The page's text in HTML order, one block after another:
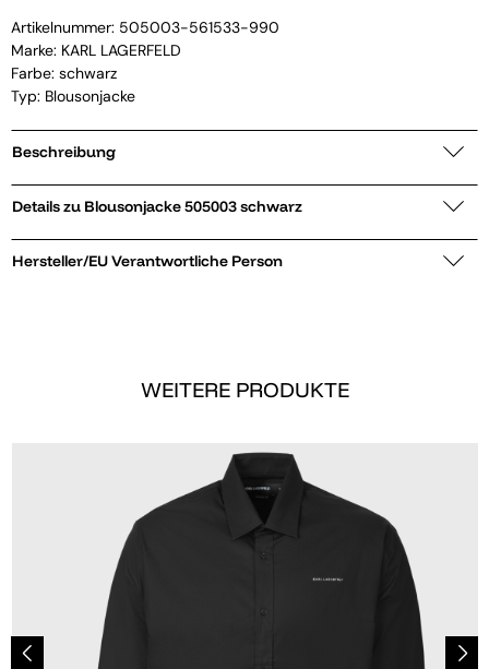
Artikelnummer: 505003-561533-990
Marke: KARL LAGERFELD
Farbe: schwarz
Typ: Blousonjacke
Beschreibung
Details zu Blousonjacke 505003 schwarz
Hersteller/EU Verantwortliche Person
WEITERE PRODUKTE